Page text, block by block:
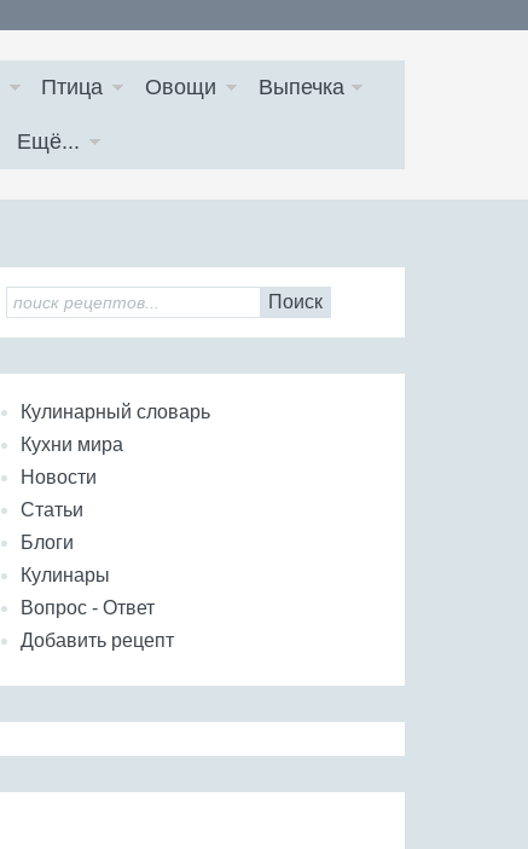
Птица Овощи Выпечка
Ещё...
Поиск
Кулинарный словарь
Кухни мира
Новости
Статьи
Блоги
Кулинары
Вопрос - Ответ
Добавить рецепт